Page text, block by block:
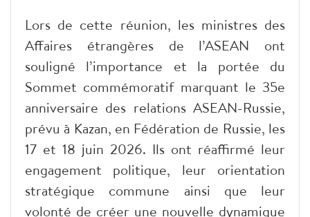
Lors de cette réunion, les ministres des
Affaires étrangères de l’ASEAN ont
souligné l’importance et la portée du
Sommet commémoratif marquant le 35e
anniversaire des relations ASEAN-Russie,
prévu à Kazan, en Fédération de Russie, les
17 et 18 juin 2026. Ils ont réaffirmé leur
engagement politique, leur orientation
stratégique commune ainsi que leur
volonté de créer une nouvelle dynamique